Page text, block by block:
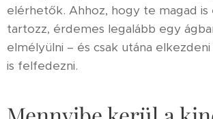
elérhetők. Ahhoz, hogy te magad
tartozz, érdemes legalább egy
elmélyülni – és csak utána
is felfedezni.